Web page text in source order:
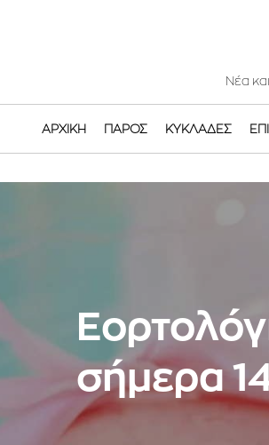
Νέα
ΑΡΧΙΚΉ ΠΆΡΟΣ ΚΥΚΛΆΔΕΣ
σήμερα